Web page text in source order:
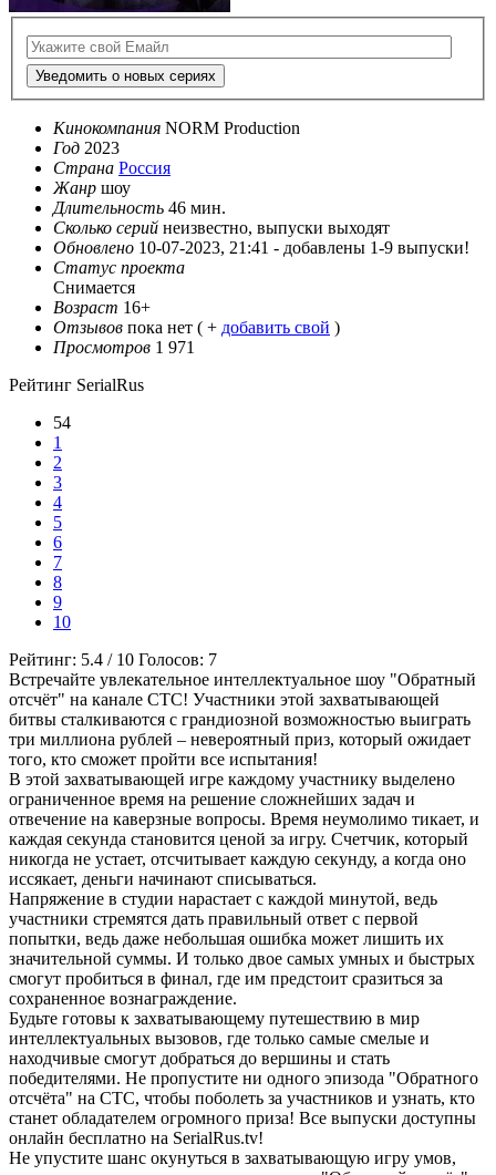
Уведомить о новых сериях
Кинокомпания NORM Production
Год 2023
Страна Россия
Жанр шоу
Длительность 46 мин.
Сколько серий неизвестно, выпуски выходят
Обновлено 10-07-2023, 21:41 - добавлены 1-9 выпуски!
Статус проекта
Снимается
Возраст 16+
Отзывов пока нет ( + добавить свой )
Просмотров 1 971
Рейтинг SerialRus
54
1
2
3
4
5
6
7
8
9
10
Рейтинг: 5.4 / 10 Голосов: 7
Встречайте увлекательное интеллектуальное шоу "Обратный
отсчёт" на канале СТС! Участники этой захватывающей
битвы сталкиваются с грандиозной возможностью выиграть
три миллиона рублей – невероятный приз, который ожидает
того, кто сможет пройти все испытания!
В этой захватывающей игре каждому участнику выделено
ограниченное время на решение сложнейших задач и
отвечение на каверзные вопросы. Время неумолимо тикает, и
каждая секунда становится ценой за игру. Счетчик, который
никогда не устает, отсчитывает каждую секунду, а когда оно
иссякает, деньги начинают списываться.
Напряжение в студии нарастает с каждой минутой, ведь
участники стремятся дать правильный ответ с первой
попытки, ведь даже небольшая ошибка может лишить их
значительной суммы. И только двое самых умных и быстрых
смогут пробиться в финал, где им предстоит сразиться за
сохраненное вознаграждение.
Будьте готовы к захватывающему путешествию в мир
интеллектуальных вызовов, где только самые смелые и
находчивые смогут добраться до вершины и стать
победителями. Не пропустите ни одного эпизода "Обратного
отсчёта" на СТС, чтобы поболеть за участников и узнать, кто
станет обладателем огромного приза! Все выпуски доступны
онлайн бесплатно на SerialRus.tv!
Не упустите шанс окунуться в захватывающую игру умов,